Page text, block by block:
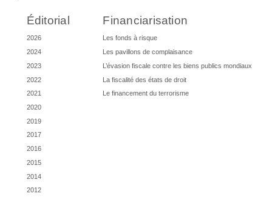
Éditorial
2026
2024
2023
2022
2021
2020
2019
2017
2016
2015
2014
2012
Financiarisation
Les fonds à risque
Les pavillons de complaisance
L’évasion fiscale contre les biens publics mondiaux
La fiscalité des états de droit
Le financement du terrorisme